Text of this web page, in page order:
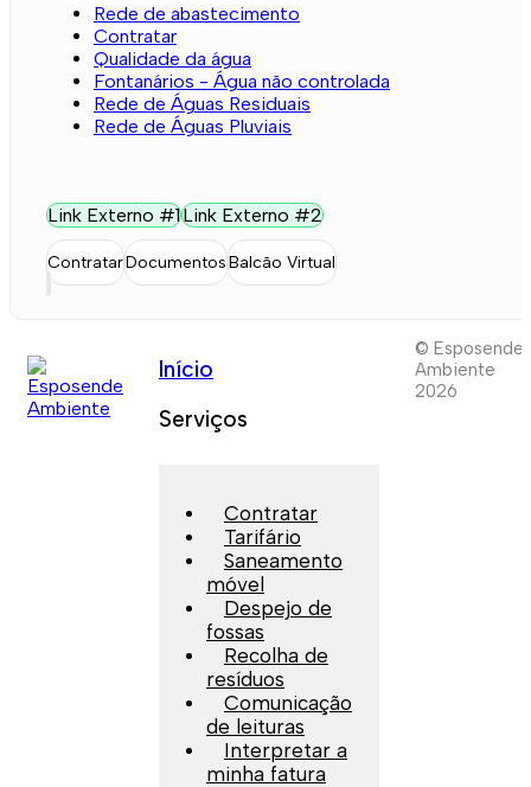
Rede de abastecimento
Contratar
Qualidade da água
Fontanários - Água não controlada
Rede de Águas Residuais
Rede de Águas Pluviais
Link Externo #1Link Externo #2
ContratarDocumentosBalcão Virtual
Início
Serviços
Contratar
Tarifário
Saneamento
móvel
Despejo de
fossas
Recolha de
resíduos
Comunicação
de leituras
Interpretar a
minha fatura
© Esposende
Ambiente
2026